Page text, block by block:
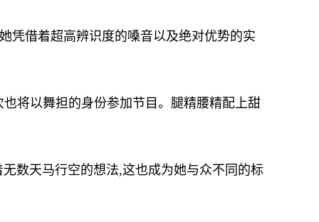
借着超高辨识度的嗓音以及绝对优势的实
将以舞担的身份参加节目。腿精腰精配上甜
数天马行空的想法,这也成为她与众不同的标